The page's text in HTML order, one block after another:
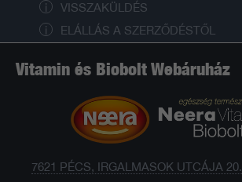
VISSZAKÜLDÉS
ELÁLLÁS A SZERZŐDÉSTŐL
Vitamin és Biobolt Webáruház
7621 PÉCS, IRGALMASOK UTCÁJA 20.